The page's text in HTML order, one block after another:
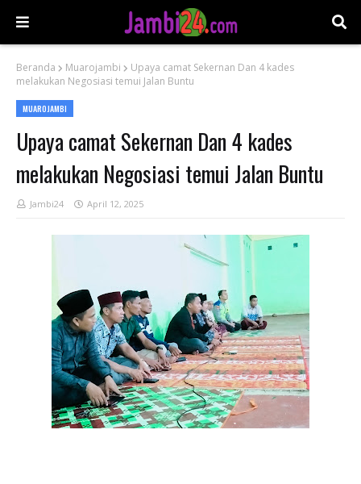
Beranda Muarojambi
Upaya camat Sekernan Dan 4 kades
melakukan Negosiasi temui Jalan Buntu
MUAROJAMBI
Upaya camat Sekernan Dan 4 kades
melakukan Negosiasi temui Jalan Buntu
Jambi24 April 12, 2025